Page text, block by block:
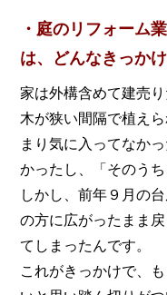
・庭のリフォーム
は、どんなきっか
家は外構含めて建売
木が狭い間隔で植え
まり気に入ってなか
かったし、「そのう
しかし、前年９月の
の方に広がったまま
てしまったんです。
これがきっかけで、